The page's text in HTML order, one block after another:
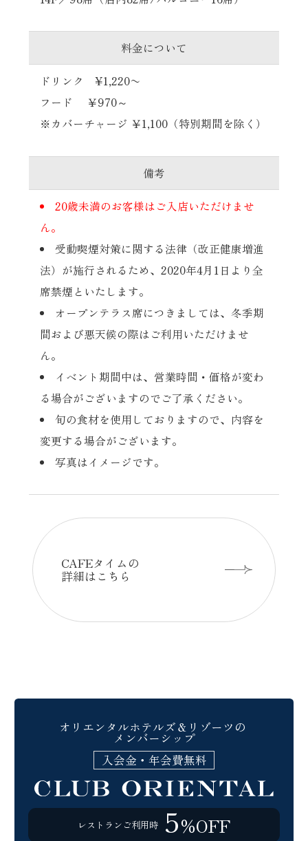
料金について
ドリンク ¥1,220〜
フード ￥970～
※カバーチャージ ￥1,100（特別期間を除く）
備考
20歳未満のお客様はご入店いただけませ
ん。
受動喫煙対策に関する法律（改正健康増進
法）が施行されるため、2020年4月1日より全
席禁煙といたします。
オープンテラス席につきましては、冬季期
間および悪天候の際はご利用いただけませ
ん。
イベント期間中は、営業時間・価格が変わ
る場合がございますのでご了承ください。
旬の食材を使用しておりますので、内容を
変更する場合がございます。
写真はイメージです。
CAFEタイムの
詳細はこちら
https://www.kobe-orientalhotel.co.jp/
オリエンタルホテルズ＆リゾーツの
メンバーシップ
入会金・年会費無料
レストラン ご利用時 5％OFF